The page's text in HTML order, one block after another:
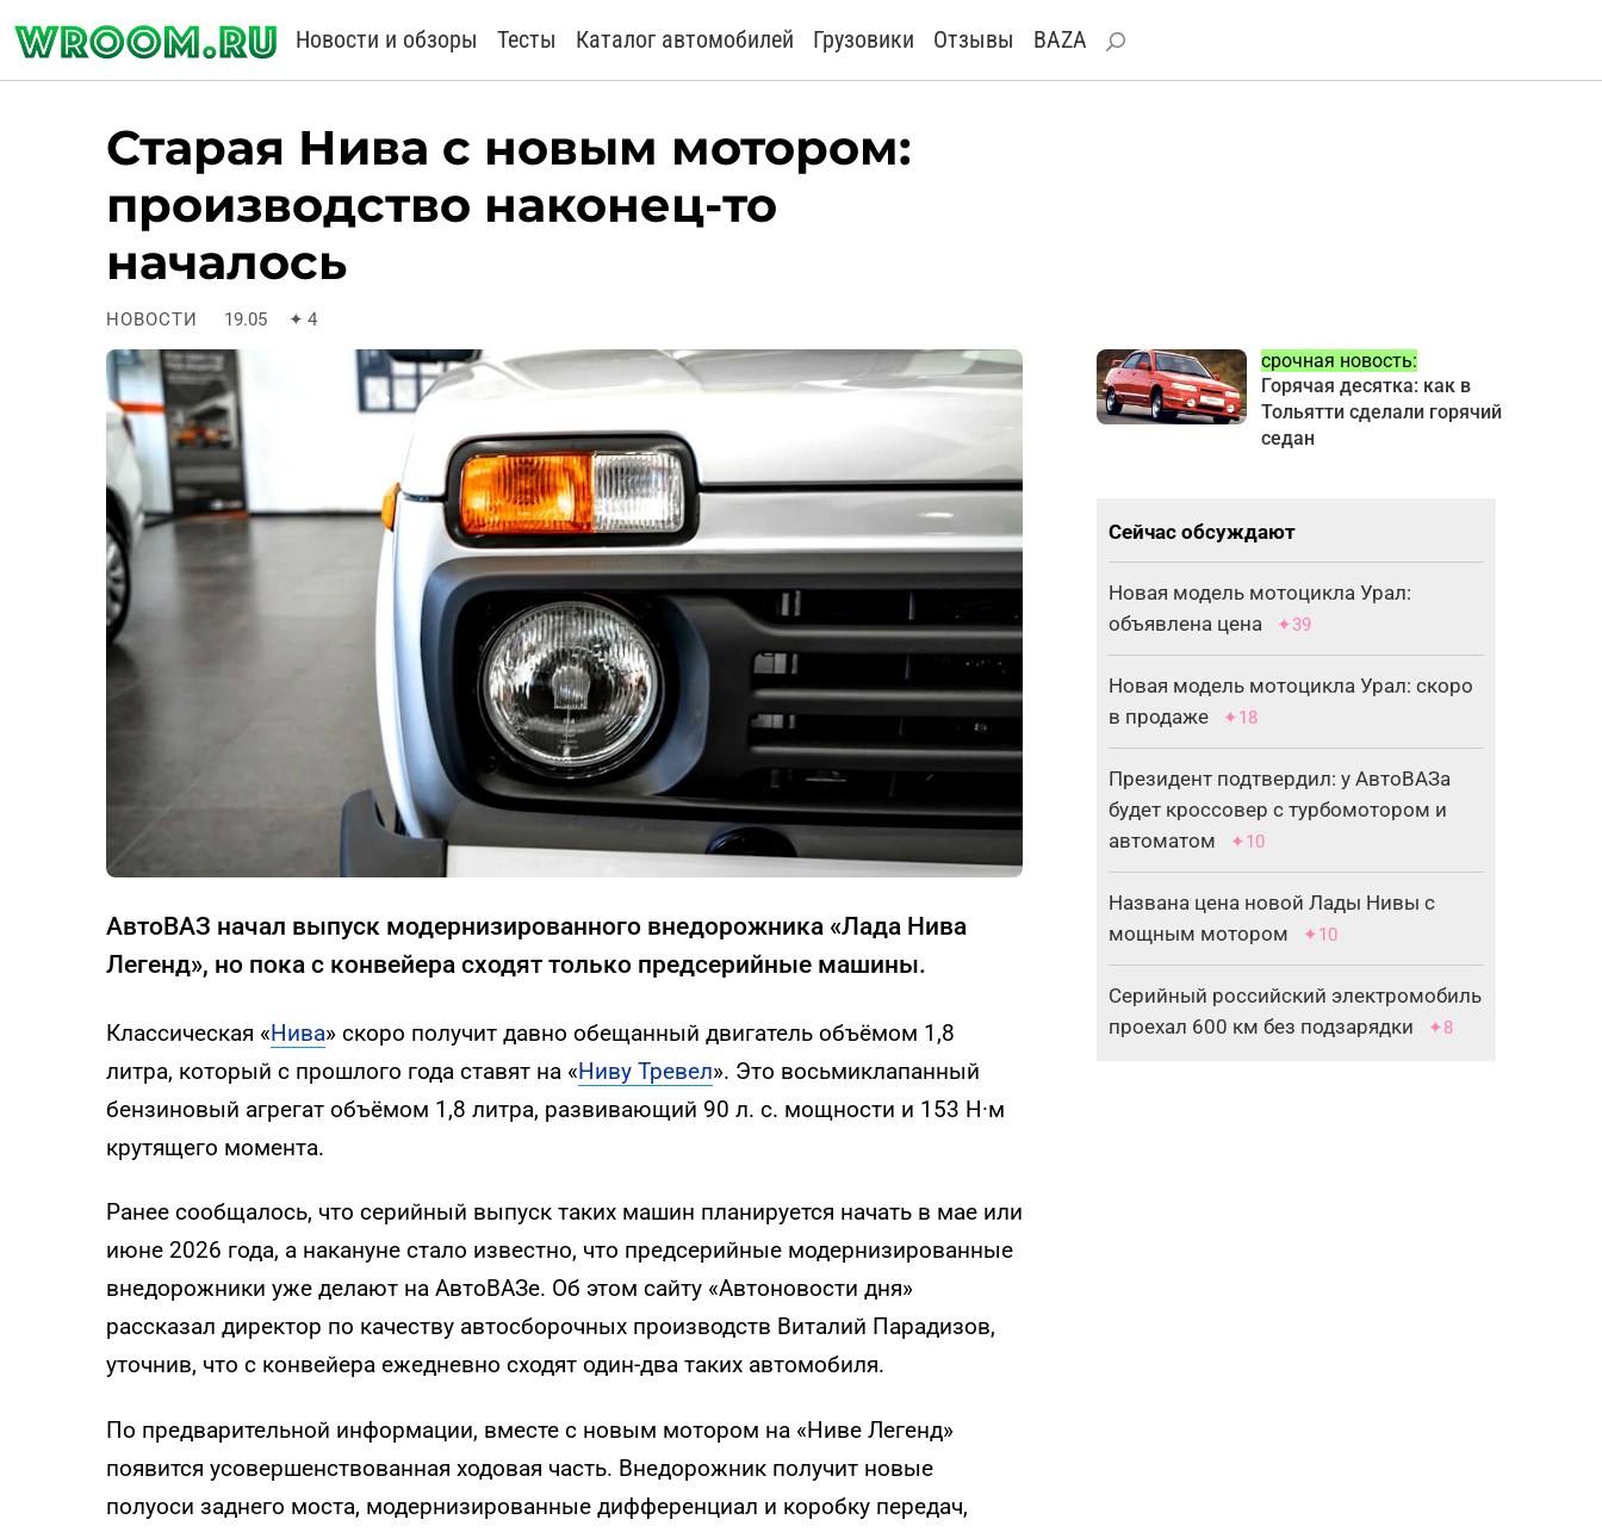
Новости и обзоры Тесты Каталог автомобилей Грузовики Отзывы BAZA
Старая Нива с новым мотором:
производство наконец-то
началось
НОВОСТИ 19.05 ✦ 4
АвтоВАЗ начал выпуск модернизированного внедорожника «Лада Нива
Легенд», но пока с конвейера сходят только предсерийные машины.
Классическая «Нива» скоро получит давно обещанный двигатель объёмом 1,8
литра, который с прошлого года ставят на «Ниву Тревел». Это восьмиклапанный
бензиновый агрегат объёмом 1,8 литра, развивающий 90 л. с. мощности и 153 Н·м
крутящего момента.
Ранее сообщалось, что серийный выпуск таких машин планируется начать в мае или
июне 2026 года, а накануне стало известно, что предсерийные модернизированные
внедорожники уже делают на АвтоВАЗе. Об этом сайту «Автоновости дня»
рассказал директор по качеству автосборочных производств Виталий Парадизов,
уточнив, что с конвейера ежедневно сходят один-два таких автомобиля.
По предварительной информации, вместе с новым мотором на «Ниве Легенд»
появится усовершенствованная ходовая часть. Внедорожник получит новые
полуоси заднего моста, модернизированные дифференциал и коробку передач,
срочная новость:
Горячая десятка: как в
Тольятти сделали горячий
седан
Сейчас обсуждают
Новая модель мотоцикла Урал:
объявлена цена
✦39
Новая модель мотоцикла Урал: скоро
в продаже
✦18
Президент подтвердил: у АвтоВАЗа
будет кроссовер с турбомотором и
автоматом
✦10
Названа цена новой Лады Нивы с
мощным мотором
✦10
Серийный российский электромобиль
проехал 600 км без подзарядки
✦8